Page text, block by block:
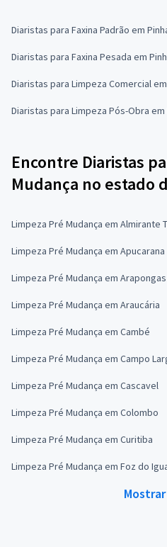
Diaristas para Faxina Padrão em
Diaristas para Faxina Pesada em
Diaristas para Limpeza Comercial
Diaristas para Limpeza Pós-Obra em
Encontre Diaristas
Mudança no estado
Limpeza Pré Mudança em Almirante
Limpeza Pré Mudança em Apucarana
Limpeza Pré Mudança em Arapongas
Limpeza Pré Mudança em Araucária
Limpeza Pré Mudança em Cambé
Limpeza Pré Mudança em Campo
Limpeza Pré Mudança em Cascavel
Limpeza Pré Mudança em Colombo
Limpeza Pré Mudança em Curitiba
Limpeza Pré Mudança em Foz do